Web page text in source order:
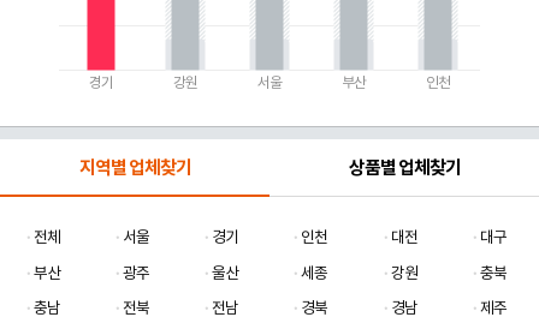
경기 강원 서울 부산 인천
지역별 업체찾기 상품별 업체찾기
전체 서울 경기 인천 대전
대구
부산
광주 울산 세종 강원
충북
충남
전북 전남 경북 경남 제주